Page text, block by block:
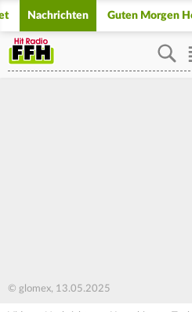
Nachrichten Guten Morgen
© glomex, 13.05.2025